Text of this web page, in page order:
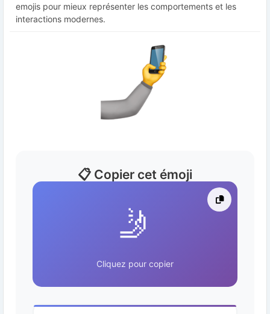
emojis pour mieux représenter les comportements et les
interactions modernes.
📋 Copier cet émoji
🤳
Cliquez pour copier